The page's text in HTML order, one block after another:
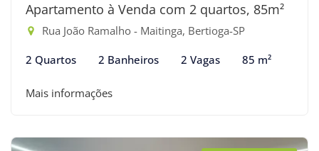
Apartamento à Venda com 2 quartos, 85m²
Rua João Ramalho - Maitinga, Bertioga-SP
2 Quartos 2 Banheiros 2 Vagas 85 m²
Mais informações